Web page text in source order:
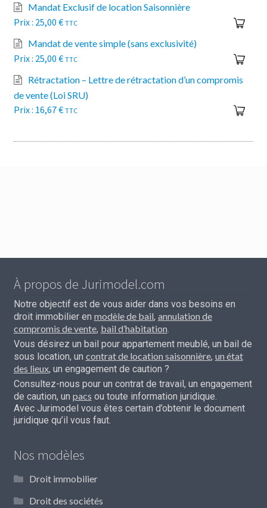
Mandat Exclusif de location Saisonnière
25,00 € TTC
Mandat de vente simple (sans exclusivité)
25,00 € TTC
Rétractation – Lettre de rétractation d’un compromis
de vente (Loi SRU)
16,67€ TTC
À propos de Jurimodel.com
Notre objectif est de vous aider dans vos besoins en
droit immobilier en modèle de bail, annulation de
compromis de vente, bail d’habitation
Vous désirez un bail pour appartement meublé, un bail de
sous location, un contrat de location saisonnière, un état
des lieux, un engagement de caution ?
Consultez-nous pour un contrat de travail, un engagement
de caution, un pacs ou toute information juridique.
Avec Jurimodel vous êtes certain d’obtenir le document
juridique qu’il vous faut.
Nos modèles
Droit immobilier
Droit des sociétés